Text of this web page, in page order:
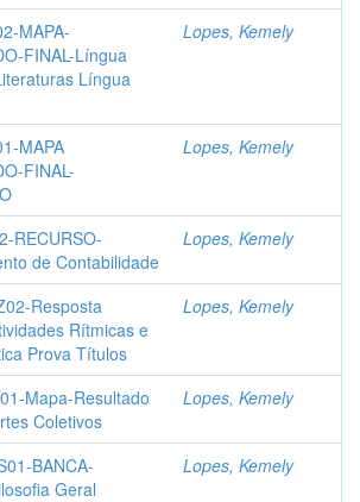
MAPA-
FINAL-Língua
Língua
Lopes, Kemely
MAPA
FINAL-
Lopes, Kemely
RECURSO-
de Contabilidade
Lopes, Kemely
Resposta
Rítmicas e
Prova Títulos
Lopes, Kemely
Mapa-Resultado
Coletivos
Lopes, Kemely
BANCA-
Geral
Lopes, Kemely